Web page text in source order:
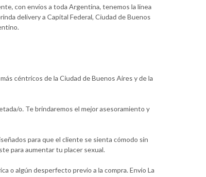
con envíos a toda Argentina, tenemos la línea
delivery a Capital Federal, Ciudad de Buenos
céntricos de la Ciudad de Buenos Aires y de la
o. Te brindaremos el mejor asesoramiento y
para que el cliente se sienta cómodo sin
para aumentar tu placer sexual.
o algún desperfecto previo a la compra. Envio La